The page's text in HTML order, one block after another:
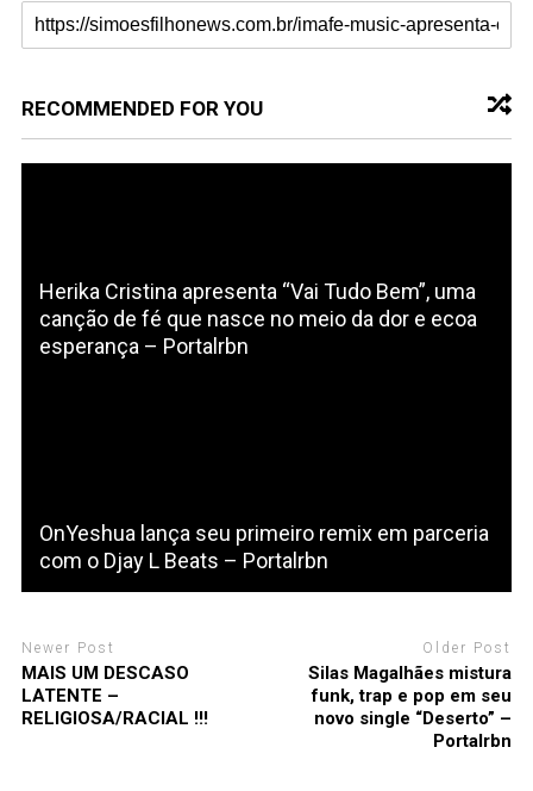
RECOMMENDED FOR YOU
Herika Cristina apresenta “Vai Tudo Bem”, uma
canção de fé que nasce no meio da dor e ecoa
esperança – Portalrbn
OnYeshua lança seu primeiro remix em parceria
com o Djay L Beats – Portalrbn
Newer Post
MAIS UM DESCASO
LATENTE –
RELIGIOSA/RACIAL !!!
Older Post
Silas Magalhães mistura
funk, trap e pop em seu
novo single “Deserto” –
Portalrbn